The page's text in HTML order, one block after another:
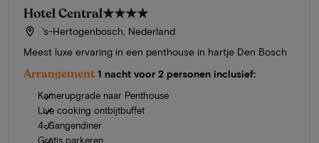
Hotel Central★★★★
's-Hertogenbosch, Nederland
Meest luxe ervaring in een penthouse in hartje Den Bosch
Arrangement 1 nacht voor 2 personen inclusief:
Kamerupgrade naar Penthouse
Live cooking ontbijtbuffet
4-Gangendiner
Gratis parkeren